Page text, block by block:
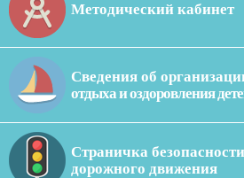
Методический кабинет
Сведения об
отдыха и оздоровления
Страничка безопасности
дорожного движения